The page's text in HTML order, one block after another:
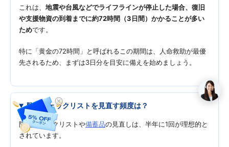
これは、 地震や台風などでライフラインが停止した場合、復旧
や支援物資の到着までに約72時間（3日間）かかることが多い
ためです。
特に「黄金の72時間」と呼ばれるこの期間は、人命救助が最優
先されるため、まずは3日分を目安に備えを始めましょう。
防災チェックリストを見直す頻度は？
防災チェックリストや備蓄品の見直しは、半年に1回が理想的と
されています。